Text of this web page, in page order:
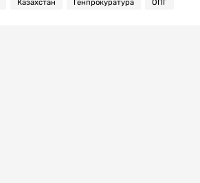
Казахстан Генпрокуратура ОПГ